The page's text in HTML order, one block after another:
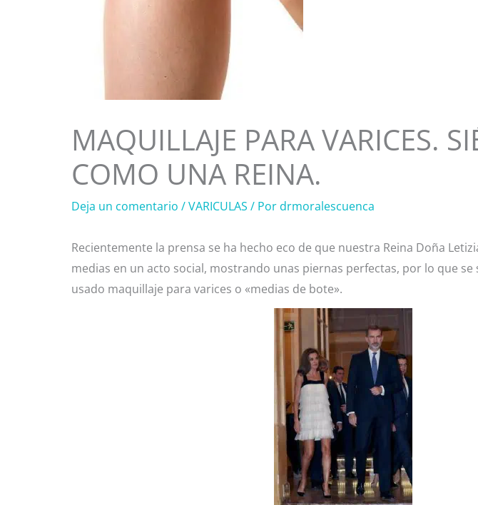
MAQUILLAJE PARA VARICES.
COMO UNA REINA.
Deja un comentario /VARICULAS / Pordrmoralescuenca
Recientemente la prensa se ha hecho eco de que nuestra Reina Doña
medias en un acto social, mostrando unas piernas perfectas, por lo que se
usado maquillaje para varices o «medias de bote».